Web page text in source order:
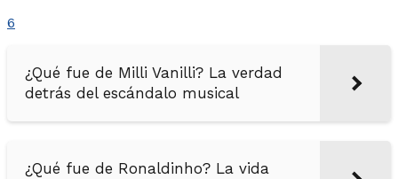
6
¿Qué fue de Milli Vanilli? La verdad
detrás del escándalo musical
¿Qué fue de Ronaldinho? La vida